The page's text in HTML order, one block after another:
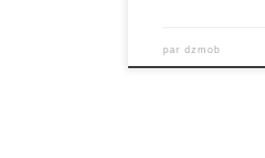
pardzmob